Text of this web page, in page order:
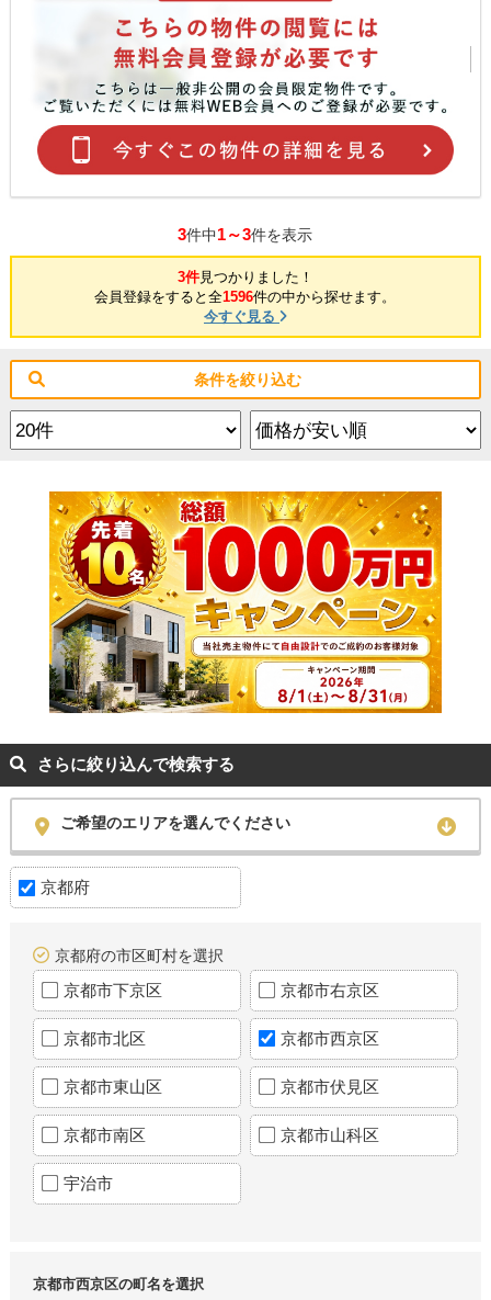
3件中1～3件を表示
3件見つかりました！
会員登録をすると全1596件の中から探せます。
今すぐ見る
条件を絞り込む
さらに絞り込んで検索する
ご希望のエリアを選んでください
京都府
京都府の市区町村を選択
京都市下京区 京都市右京区
京都市北区 京都市西京区
京都市東山区 京都市伏見区
京都市南区 京都市山科区
宇治市
京都市西京区の町名を選択